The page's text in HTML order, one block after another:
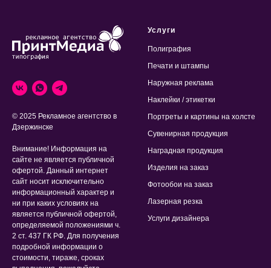
© 2025 Рекламное агентство в
Дзержинске
Внимание! Информация на
сайте не является публичной
офертой. Данный интернет
сайт носит исключительно
информационный характер и
ни при каких условиях на
является публичной офертой,
определяемой положениями ч.
2 ст. 437 ГК РФ. Для получения
подробной информации о
стоимости, тираже, сроках
Услуги
Полиграфия
Печати и штампы
Наружная реклама
Наклейки / этикетки
Портреты и картины на холсте
Сувенирная продукция
Наградная продукция
Изделия на заказ
Фотообои на заказ
Лазерная резка
Услуги дизайнера